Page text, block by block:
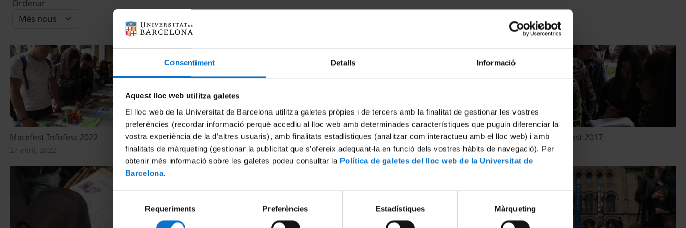
Consentiment Detalls Informació
Aquest lloc web utilitza galetes
El lloc web de la Universitat de Barcelona utilitza galetes pròpies i de tercers amb la finalitat de gestionar les vostres
preferències (recordar informació perquè accediu al lloc web amb determinades característiques que puguin diferenciar la
vostra experiència de la d’altres usuaris), amb finalitats estadístiques (analitzar com interactueu amb el lloc web) i amb
finalitats de màrqueting (gestionar la publicitat que s’ofereix adequant-la en funció dels vostres hàbits de navegació). Per
obtenir més informació sobre les galetes podeu consultar la Política de galetes del lloc web de la Universitat de
Barcelona.
consentiment
Requeriments Preferències Estadístiques Màrqueting
Ordenar
Matefest-Infofest 2022
27 abril, 2022
MateFest InfoFest 2019
9 maig, 2019
Matefest Infofest 2018
18 abril, 2018
Matefest Infofest 2017
5 maig, 2017